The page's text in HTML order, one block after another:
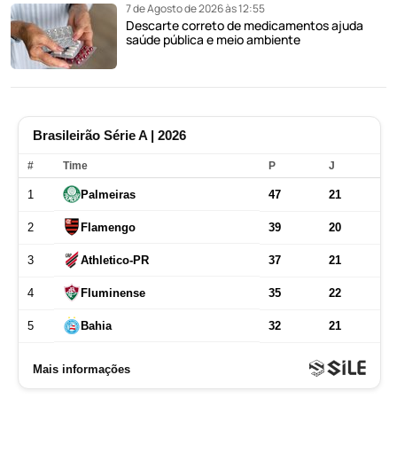
7 de Agosto de 2026 às 12:55
Descarte correto de medicamentos ajuda
saúde pública e meio ambiente